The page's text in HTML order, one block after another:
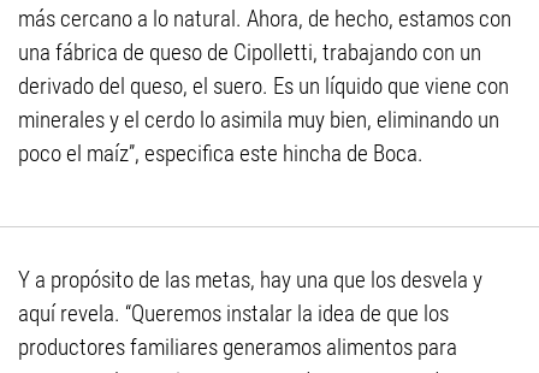
más cercano a lo natural. Ahora, de hecho, estamos con
una fábrica de queso de Cipolletti, trabajando con un
derivado del queso, el suero. Es un líquido que viene con
minerales y el cerdo lo asimila muy bien, eliminando un
poco el maíz”, especifica este hincha de Boca.
Y a propósito de las metas, hay una que los desvela y
aquí revela. “Queremos instalar la idea de que los
productores familiares generamos alimentos para